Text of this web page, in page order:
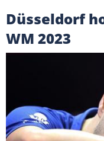
Düsseldorf
WM 2023